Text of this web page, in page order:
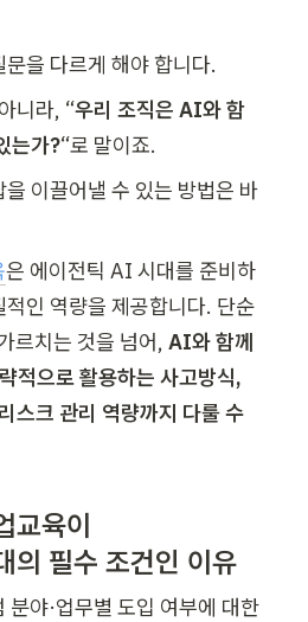
을 다르게 해야 합니다.
니라, “우리 조직은 AI와 함
는가?“로 말이죠.
이끌어낼 수 있는 방법은 바
은 에이전틱 AI 시대를 준비하
인 역량을 제공합니다. 단순
르치는 것을 넘어, AI와 함께
적으로 활용하는 사고방식,
스크 관리 역량까지 다룰 수
교육이
의 필수 조건인 이유
야·업무별 도입 여부에 대한